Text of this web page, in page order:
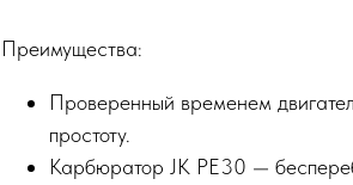
Преимущества:
Проверенный временем
простоту.
Карбюратор JK PE30 —